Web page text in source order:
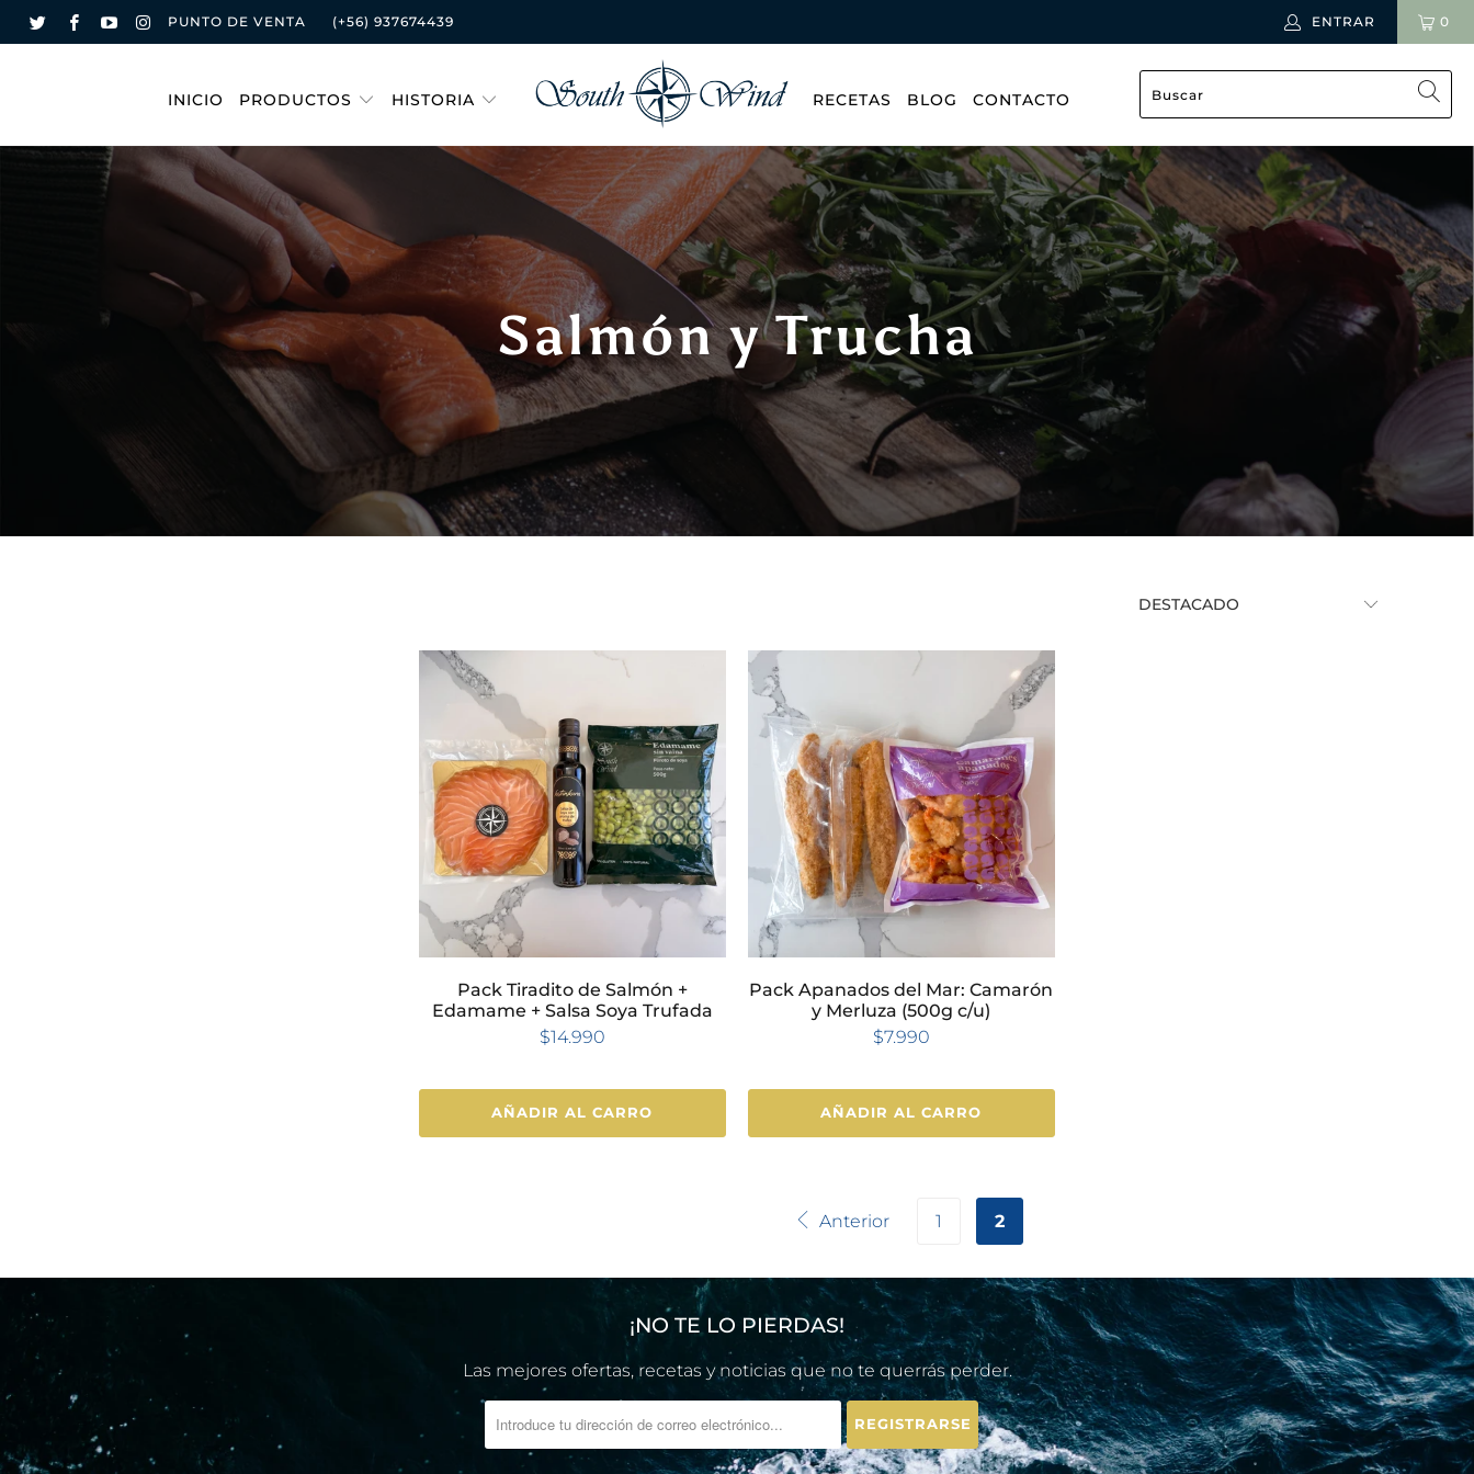
PUNTO DE VENTA (+56) 937674439 ENTRAR 0
INICIO PRODUCTOS HISTORIA RECETAS BLOG CONTACTO
Salmón y Trucha
Pack Tiradito de Salmón +
Edamame + Salsa Soya Trufada
$14.990
AÑADIR AL CARRO
Pack Apanados del Mar: Camarón
y Merluza (500g c/u)
$7.990
AÑADIR AL CARRO
Anterior 1 2
¡NO TE LO PIERDAS!
Las mejores ofertas, recetas y noticias que no te querrás perder.